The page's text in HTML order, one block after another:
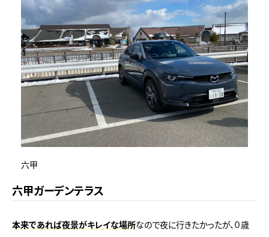
六甲
六甲ガーデンテラス
本来であれば夜景がキレイな場所なので夜に行きたかったが、０歳